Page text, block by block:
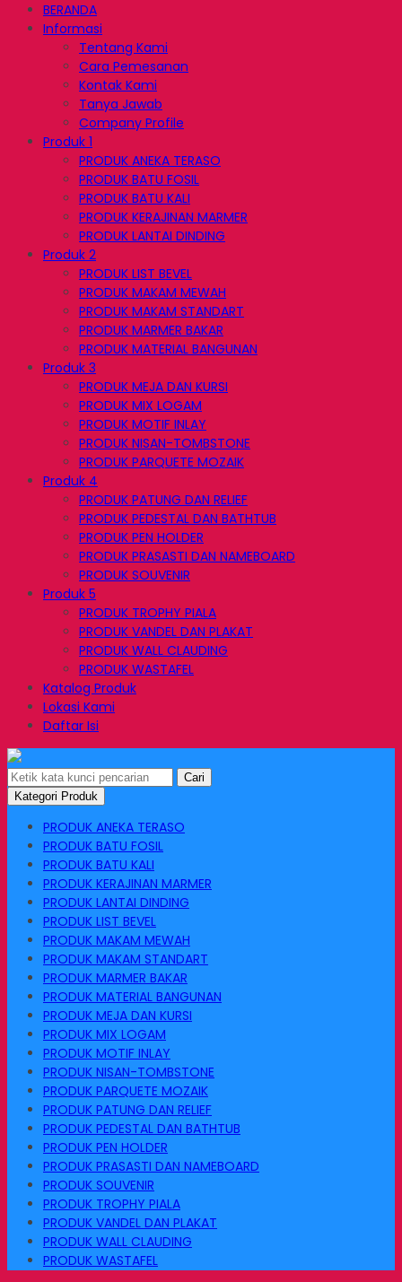
BERANDA
Informasi
Tentang Kami
Cara Pemesanan
Kontak Kami
Tanya Jawab
Company Profile
Produk 1
PRODUK ANEKA TERASO
PRODUK BATU FOSIL
PRODUK BATU KALI
PRODUK KERAJINAN MARMER
PRODUK LANTAI DINDING
Produk 2
PRODUK LIST BEVEL
PRODUK MAKAM MEWAH
PRODUK MAKAM STANDART
PRODUK MARMER BAKAR
PRODUK MATERIAL BANGUNAN
Produk 3
PRODUK MEJA DAN KURSI
PRODUK MIX LOGAM
PRODUK MOTIF INLAY
PRODUK NISAN-TOMBSTONE
PRODUK PARQUETE MOZAIK
Produk 4
PRODUK PATUNG DAN RELIEF
PRODUK PEDESTAL DAN BATHTUB
PRODUK PEN HOLDER
PRODUK PRASASTI DAN NAMEBOARD
PRODUK SOUVENIR
Produk 5
PRODUK TROPHY PIALA
PRODUK VANDEL DAN PLAKAT
PRODUK WALL CLAUDING
PRODUK WASTAFEL
Katalog Produk
Lokasi Kami
Daftar Isi
Cari
Kategori Produk
PRODUK ANEKA TERASO
PRODUK BATU FOSIL
PRODUK BATU KALI
PRODUK KERAJINAN MARMER
PRODUK LANTAI DINDING
PRODUK LIST BEVEL
PRODUK MAKAM MEWAH
PRODUK MAKAM STANDART
PRODUK MARMER BAKAR
PRODUK MATERIAL BANGUNAN
PRODUK MEJA DAN KURSI
PRODUK MIX LOGAM
PRODUK MOTIF INLAY
PRODUK NISAN-TOMBSTONE
PRODUK PARQUETE MOZAIK
PRODUK PATUNG DAN RELIEF
PRODUK PEDESTAL DAN BATHTUB
PRODUK PEN HOLDER
PRODUK PRASASTI DAN NAMEBOARD
PRODUK SOUVENIR
PRODUK TROPHY PIALA
PRODUK VANDEL DAN PLAKAT
PRODUK WALL CLAUDING
PRODUK WASTAFEL